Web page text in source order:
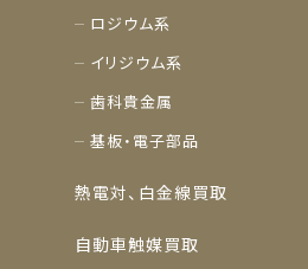
ロジウム系
イリジウム系
歯科貴金属
基板・電子部品
熱電対、白金線買取
自動車触媒買取